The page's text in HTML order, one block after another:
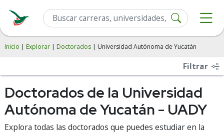
Inicio | Explorar | Doctorados | Universidad Autónoma de Yucatán
Filtrar
Doctorados de la Universidad
Autónoma de Yucatán - UADY
Explora todas las doctorados que puedes estudiar en la